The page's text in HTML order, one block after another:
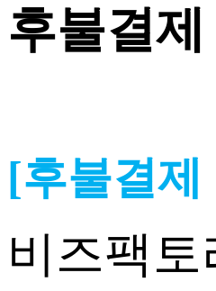
후불결제
[후불결
비즈팩